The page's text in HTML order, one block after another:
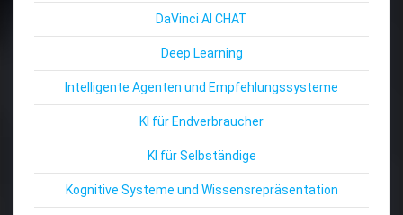
DaVinci AI CHAT
Deep Learning
Intelligente Agenten und Empfehlungssysteme
KI für Endverbraucher
KI für Selbständige
Kognitive Systeme und Wissensrepräsentation